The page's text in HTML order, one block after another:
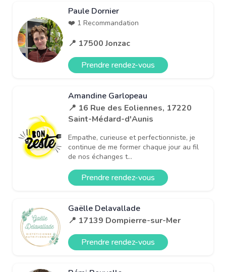
Paule Dornier
❤️ 1 Recommandation
📍 17500 Jonzac
Prendre rendez-vous
Amandine Garlopeau
📍 16 Rue des Eoliennes, 17220
Saint-Médard-d'Aunis
Empathe, curieuse et perfectionniste, je
continue de me former chaque jour au fil
de nos échanges t...
Prendre rendez-vous
Gaëlle Delavallade
📍 17139 Dompierre-sur-Mer
Prendre rendez-vous